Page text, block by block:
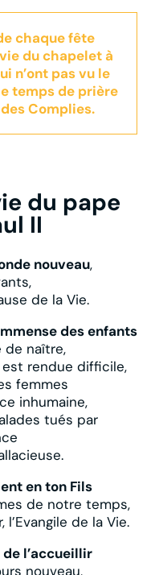
chaque fête
du chapelet à
n’ont pas vu le
temps de prière
Complies.
du pape
II
nouveau,
de la Vie.
des enfants
de naître,
rendue difficile,
femmes
inhumaine,
tués par
en ton Fils
de notre temps,
de la Vie.
l’accueillir
nouveau,